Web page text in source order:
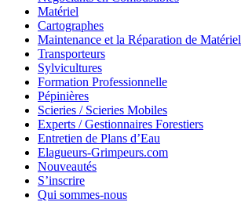
Matériel
Cartographes
Maintenance et la Réparation de Matériel
Transporteurs
Sylvicultures
Formation Professionnelle
Pépinières
Scieries / Scieries Mobiles
Experts / Gestionnaires Forestiers
Entretien de Plans d’Eau
Elagueurs-Grimpeurs.com
Nouveautés
S’inscrire
Qui sommes-nous